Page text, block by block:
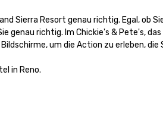
Sierra Resort genau richtig. Egal, ob
genau richtig. Im Chickie's & Pete's, das
um die Action zu erleben, die
in Reno.